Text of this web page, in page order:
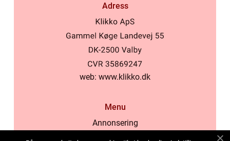
Adress
web: www.klikko.dk
Menu
Annonsering